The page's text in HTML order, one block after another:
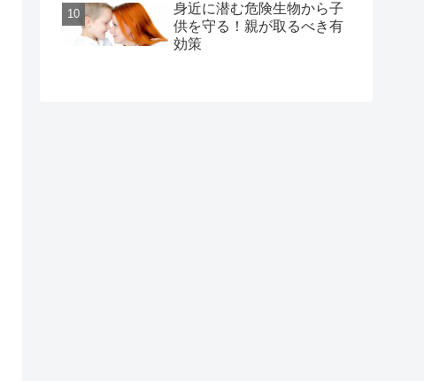
身近に潜む危険生物から子
供を守る！親が取るべき有
効策